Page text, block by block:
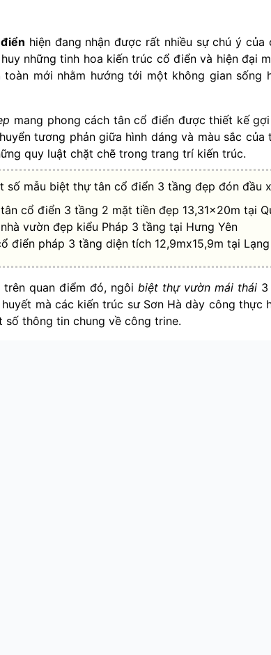
hiện đang nhận được rất nhiều sự chú ý
những tinh hoa kiến trúc cổ điển và hiện đại
toàn mới nhằm hướng tới một không gian sống
mang phong cách tân cổ điển được thiết kế
tương phản giữa hình dáng và màu sắc
quy luật chặt chẽ trong trang trí kiến trúc.
số mẫu biệt thự tân cổ điển 3 tầng đẹp đón đầu
cổ điển 3 tầng 2 mặt tiền đẹp 13,31x20m tại
vườn đẹp kiểu Pháp 3 tầng tại Hưng Yên
điển pháp 3 tầng diện tích 12,9mx15,9m tại
quan điểm đó, ngôi biệt thự vườn mái thái
mà các kiến trúc sư Sơn Hà dày công thực
số thông tin chung về công trine.